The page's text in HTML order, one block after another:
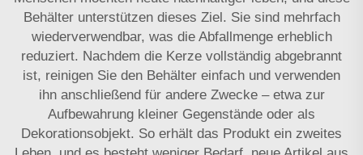
Behälter unterstützen dieses Ziel. Sie sind mehrfach
wiederverwendbar, was die Abfallmenge erheblich
reduziert. Nachdem die Kerze vollständig abgebrannt
ist, reinigen Sie den Behälter einfach und verwenden
ihn anschließend für andere Zwecke – etwa zur
Aufbewahrung kleiner Gegenstände oder als
Dekorationsobjekt. So erhält das Produkt ein zweites